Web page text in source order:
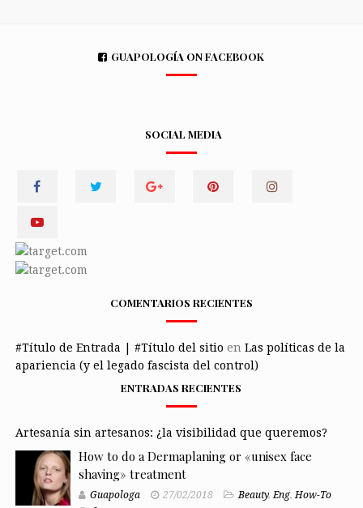
GUAPOLOGÍA ON FACEBOOK
SOCIAL MEDIA
COMENTARIOS RECIENTES
#Título de Entrada | #Título del sitio en Las políticas de la
apariencia (y el legado fascista del control)
ENTRADAS RECIENTES
Artesanía sin artesanos: ¿la visibilidad que queremos?
How to do a Dermaplaning or «unisex face
shaving» treatment
Guapologa 27/02/2018 Beauty,Eng,How-To